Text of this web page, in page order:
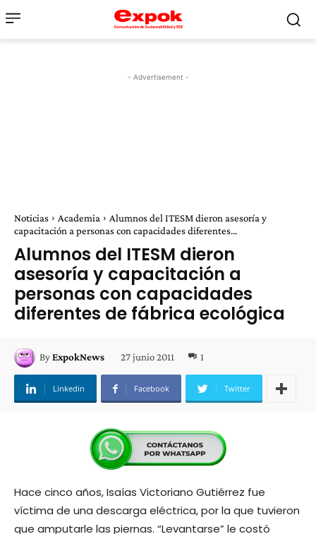
- Advertisement -
Noticias Academia
Alumnos del ITESM dieron asesoría y
capacitación a personas con capacidades diferentes...
Alumnos del ITESM dieron
asesoría y capacitación a
personas con capacidades
diferentes de fábrica ecológica
ByExpokNews 27 junio 2011 1
Linkedin Facebook Twitter
Hace cinco años, Isaías Victoriano Gutiérrez fue
víctima de una descarga eléctrica, por la que tuvieron
que amputarle las piernas. “Levantarse” le costó